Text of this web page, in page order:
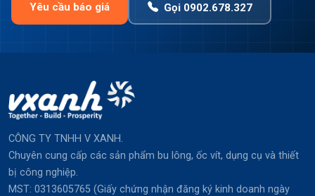
Yêu cầu báo giá Gọi 0902.678.327
CÔNG TY TNHH V XANH.
Chuyên cung cấp các sản phẩm bu lông, ốc vít, dụng cụ và thiết
bị công nghiệp.
MST: 0313605765 (Giấy chứng nhận đăng ký kinh doanh ngày